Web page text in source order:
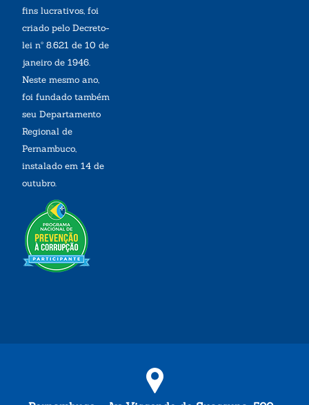
fins lucrativos, foi
criado pelo Decreto-
lei nº 8.621 de 10 de
janeiro de 1946.
Neste mesmo ano,
foi fundado também
seu Departamento
Regional de
Pernambuco,
instalado em 14 de
outubro.